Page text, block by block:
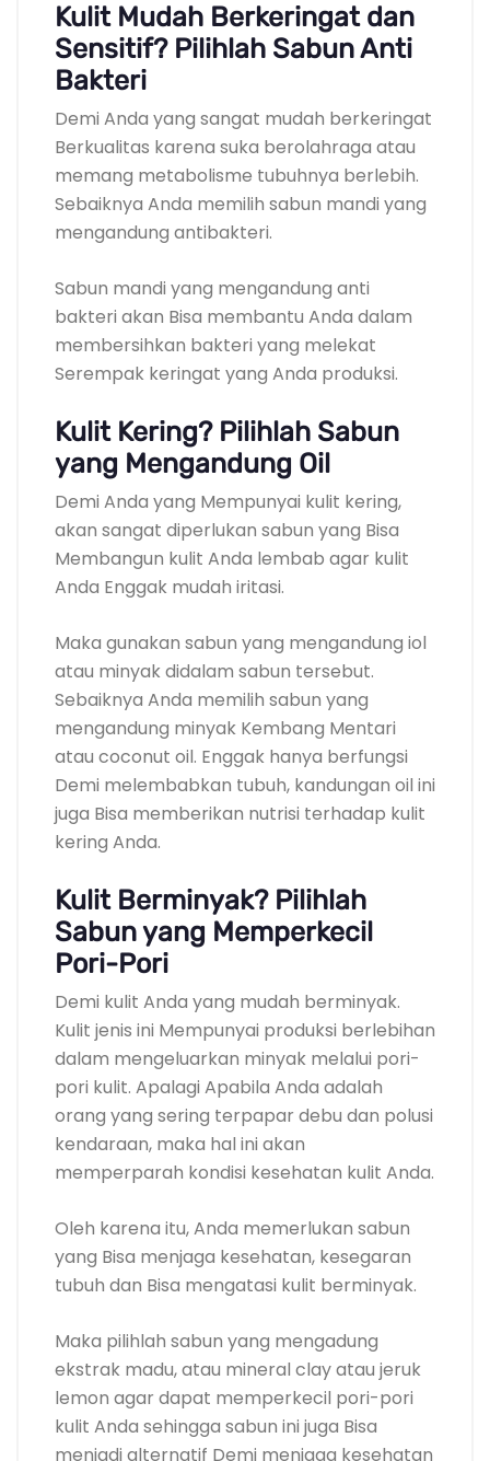
Kulit Mudah Berkeringat dan
Sensitif? Pilihlah Sabun Anti
Bakteri
Demi Anda yang sangat mudah berkeringat
Berkualitas karena suka berolahraga atau
memang metabolisme tubuhnya berlebih.
Sebaiknya Anda memilih sabun mandi yang
mengandung antibakteri.
Sabun mandi yang mengandung anti
bakteri akan Bisa membantu Anda dalam
membersihkan bakteri yang melekat
Serempak keringat yang Anda produksi.
Kulit Kering? Pilihlah Sabun
yang Mengandung Oil
Demi Anda yang Mempunyai kulit kering,
akan sangat diperlukan sabun yang Bisa
Membangun kulit Anda lembab agar kulit
Anda Enggak mudah iritasi.
Maka gunakan sabun yang mengandung iol
atau minyak didalam sabun tersebut.
Sebaiknya Anda memilih sabun yang
mengandung minyak Kembang Mentari
atau coconut oil. Enggak hanya berfungsi
Demi melembabkan tubuh, kandungan oil ini
juga Bisa memberikan nutrisi terhadap kulit
kering Anda.
Kulit Berminyak? Pilihlah
Sabun yang Memperkecil
Pori-Pori
Demi kulit Anda yang mudah berminyak.
Kulit jenis ini Mempunyai produksi berlebihan
dalam mengeluarkan minyak melalui pori-
pori kulit. Apalagi Apabila Anda adalah
orang yang sering terpapar debu dan polusi
kendaraan, maka hal ini akan
memperparah kondisi kesehatan kulit Anda.
Oleh karena itu, Anda memerlukan sabun
yang Bisa menjaga kesehatan, kesegaran
tubuh dan Bisa mengatasi kulit berminyak.
Maka pilihlah sabun yang mengadung
ekstrak madu, atau mineral clay atau jeruk
lemon agar dapat memperkecil pori-pori
kulit Anda sehingga sabun ini juga Bisa
menjadi alternatif Demi menjaga kesehatan